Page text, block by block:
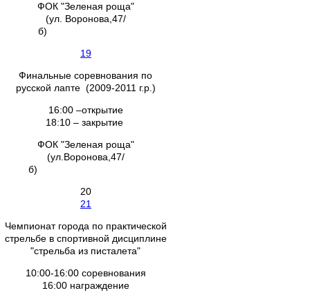
ФОК "Зеленая роща"
(ул. Воронова,47/
б)
19
Финальные соревнования по
русской лапте (2009-2011 г.р.)
16:00 –открытие
18:10 – закрытие
ФОК "Зеленая роща"
(ул.Воронова,47/
б)
20
21
Чемпионат города по практической
стрельбе в спортивной дисциплине
"стрельба из писталета"
10:00-16:00 соревнования
16:00 награждение